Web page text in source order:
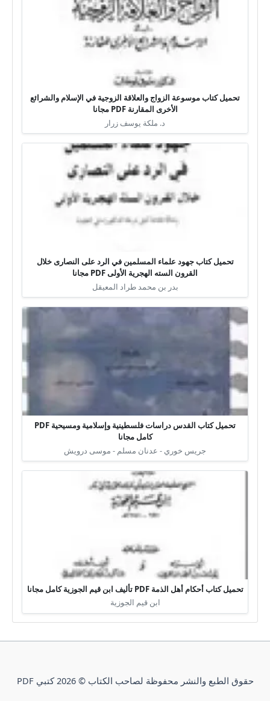
تحميل كتاب موسوعة الزواج والعلاقة الزوجية في الإسلام والشرائع
الأخرى المقارنة PDF مجانا
د. ملكة يوسف زرار
تحميل كتاب جهود علماء المسلمين في الرد على النصارى خلال
القرون السته الهجرية الأولى PDF مجانا
بدر بن محمد طراد المعيقل
تحميل كتاب القدس دراسات فلسطينية وإسلامية ومسيحية PDF
كامل مجانا
جريس خوري - عدنان مسلم - موسى درويش
تحميل كتاب أحكام أهل الذمة PDF تأليف ابن قيم الجوزية كامل مجانا
ابن قيم الجوزية
حقوق الطبع والنشر محفوظة لصاحب الكتاب © 2026 كتبي PDF